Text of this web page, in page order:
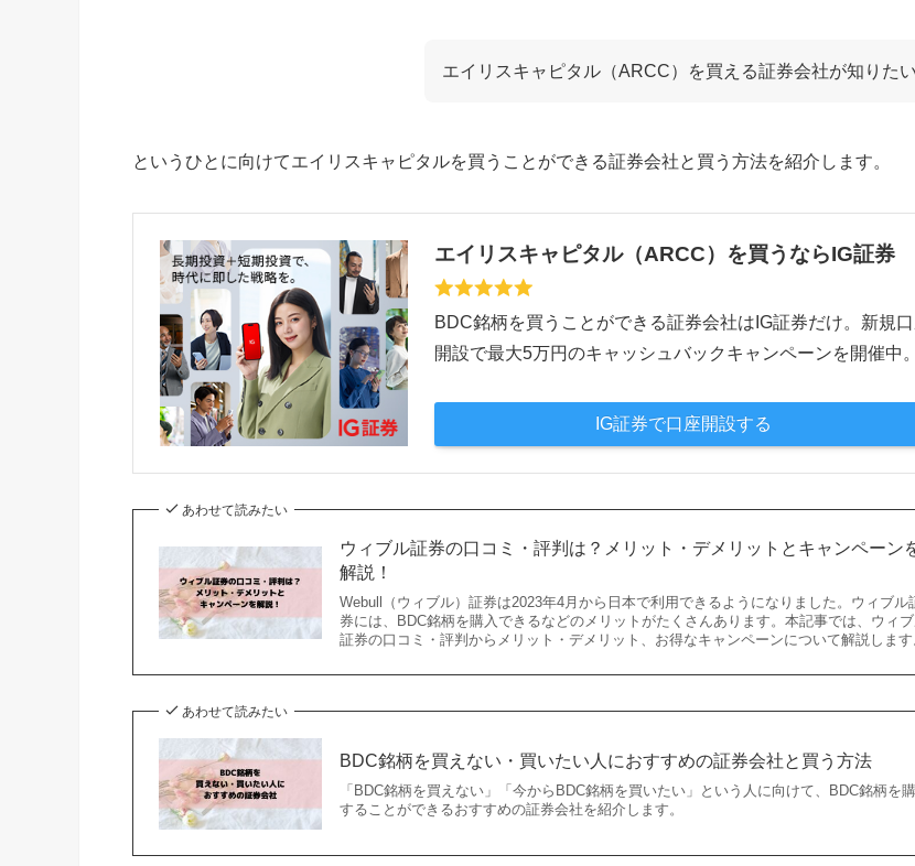
エイリスキャピタル（ARCC）を買える証券会社が知りたい
というひとに向けてエイリスキャピタルを買うことができる証券会社と買う方法を紹介します。
エイリスキャピタル（ARCC）を買うならIG証券
BDC銘柄を買うことができる証券会社はIG証券だけ。新規
開設で最大5万円のキャッシュバックキャンペーンを開催中。
IG証券で口座開設する
あわせて読みたい
ウィブル証券の口コミ・評判は？メリット・デメリットとキャンペーン
解説！
Webull（ウィブル）証券は2023年4月から日本で利用できるようになりました。ウィブル
券には、BDC銘柄を購入できるなどのメリットがたくさんあります。本記事では、ウィ
証券の口コミ・評判からメリット・デメリット、お得なキャンペーンについて解説します
あわせて読みたい
BDC銘柄を買えない・買いたい人におすすめの証券会社と買う方法
「BDC銘柄を買えない」「今からBDC銘柄を買いたい」という人に向けて、BDC銘柄を
することができるおすすめの証券会社を紹介します。